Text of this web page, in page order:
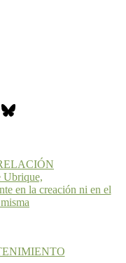
Ubrique,
en la creación ni en el